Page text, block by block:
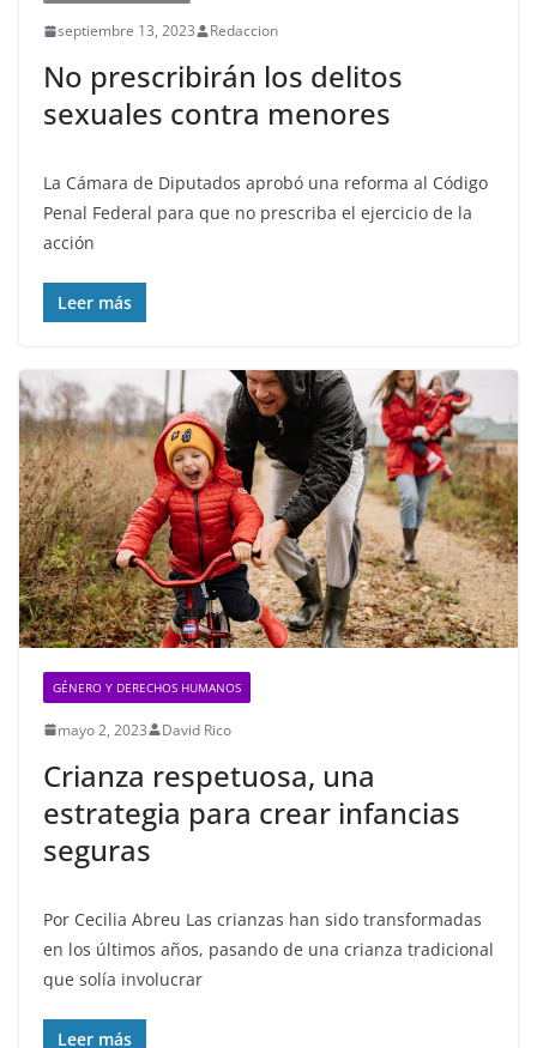
septiembre 13, 2023 Redaccion
No prescribirán los delitos
sexuales contra menores
La Cámara de Diputados aprobó una reforma al Código
Penal Federal para que no prescriba el ejercicio de la
acción
Leer más
GÉNERO Y DERECHOS HUMANOS
mayo 2, 2023 David Rico
Crianza respetuosa, una
estrategia para crear infancias
seguras
Por Cecilia Abreu Las crianzas han sido transformadas
en los últimos años, pasando de una crianza tradicional
que solía involucrar
Leer más